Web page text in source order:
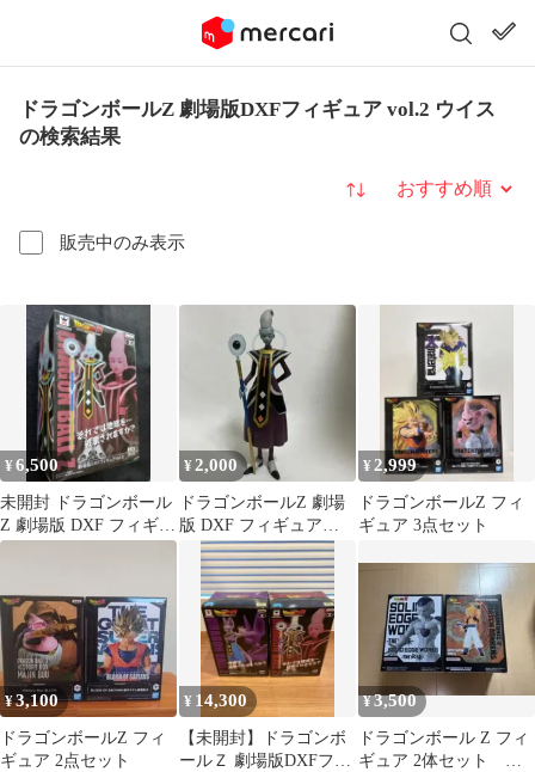
ドラゴンボールZ 劇場版DXFフィギュア vol.2 ウイス
の検索結果
販売中のみ表示
並び替え
¥6,500
未開封 ドラゴンボール
Z 劇場版 DXF フィギュ
ア vol.2 ウイス
¥2,000
ドラゴンボールZ 劇場
版 DXF フィギュア
vol.2 ウィス ジャンク
¥ 2,999
ドラゴンボールZ フィ
ギュア 3点セット
¥3,100
ドラゴンボールZ フィ
ギュア 2点セット
¥ 14,300
【未開封】ドラゴンボ
ールＺ 劇場版DXFフィ
¥3,500
ドラゴンボール Z フィ
ギュア 2体セット 未